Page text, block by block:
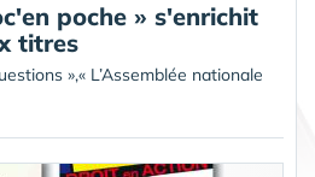
poche » s'enrichit
titres
»,« L’Assemblée nationale